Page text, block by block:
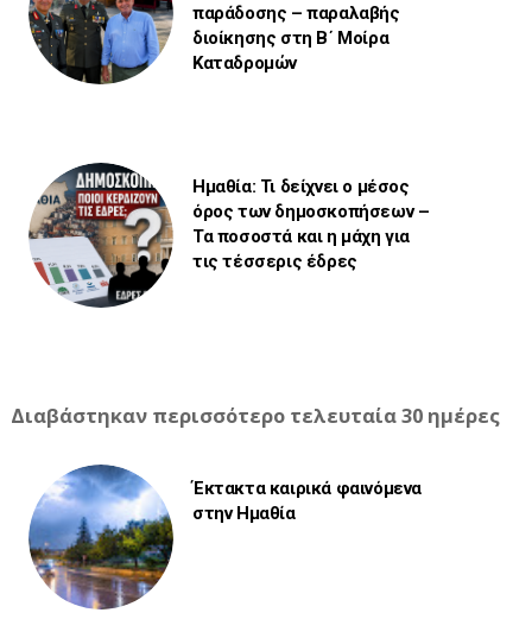
παράδοσης – παραλαβής
διοίκησης στη Β΄ Μοίρα
Καταδρομών
Ημαθία: Τι δείχνει ο μέσος
όρος των δημοσκοπήσεων –
Τα ποσοστά και η μάχη για
τις τέσσερις έδρες
Διαβάστηκαν περισσότερο τελευταία 30 ημέρες
Έκτακτα καιρικά φαινόμενα
στην Ημαθία